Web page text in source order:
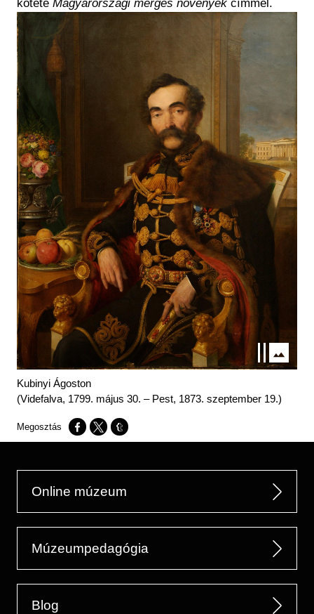
kötete Magyarországi mérges növények címmel.
Kubinyi Ágoston
(Videfalva, 1799. május 30. – Pest, 1873. szeptember 19.)
Kép
Opens in a new window
Opens in a new window
Opens in a new window
Online múzeum
Múzeumpedagógia
Blog